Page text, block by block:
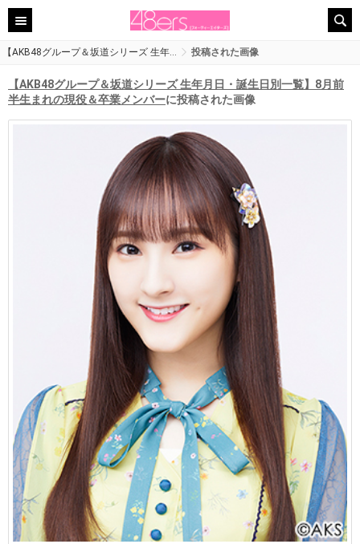
【AKB48グループ＆坂道シリーズ 生年… 投稿された画像
【AKB48グループ＆坂道シリーズ 生年月日・誕生日別一覧】8月前
半生まれの現役＆卒業メンバーに投稿された画像